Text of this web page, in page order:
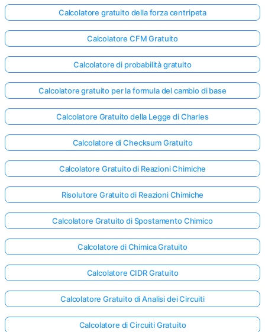
Calcolatore gratuito della forza centripeta
Calcolatore CFM Gratuito
Calcolatore di probabilità gratuito
Calcolatore gratuito per la formula del cambio di base
Calcolatore Gratuito della Legge di Charles
Calcolatore di Checksum Gratuito
Calcolatore Gratuito di Reazioni Chimiche
Risolutore Gratuito di Reazioni Chimiche
Calcolatore Gratuito di Spostamento Chimico
Calcolatore di Chimica Gratuito
Calcolatore CIDR Gratuito
Calcolatore Gratuito di Analisi dei Circuiti
Calcolatore di Circuiti Gratuito